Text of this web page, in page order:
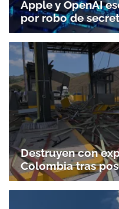
Apple y OpenAI
por robo de
Destruyen con
Colombia tras